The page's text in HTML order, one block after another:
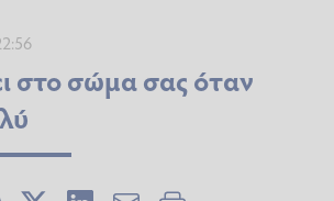
στο σώμα σας όταν